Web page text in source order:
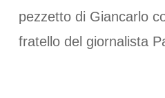
pezzetto di Giancarlo
fratello del giornalista